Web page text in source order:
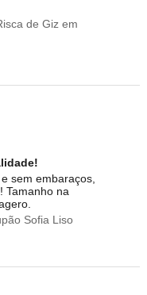
de Giz em
sem embaraços,
Tamanho na
Sofia Liso